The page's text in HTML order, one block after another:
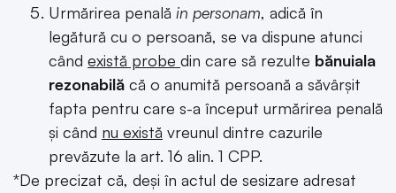
Urmărirea penală in personam, adică în
legătură cu o persoană, se va dispune atunci
când există probe din care să rezulte bănuiala
rezonabilă că o anumită persoană a săvârșit
fapta pentru care s-a început urmărirea penală
și când nu există vreunul dintre cazurile
prevăzute la art. 16 alin. 1 CPP.
*De precizat că, deși în actul de sesizare adresat